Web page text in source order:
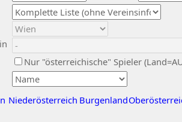
Nur "österreichische" Spieler
Niederösterreich Burgenland